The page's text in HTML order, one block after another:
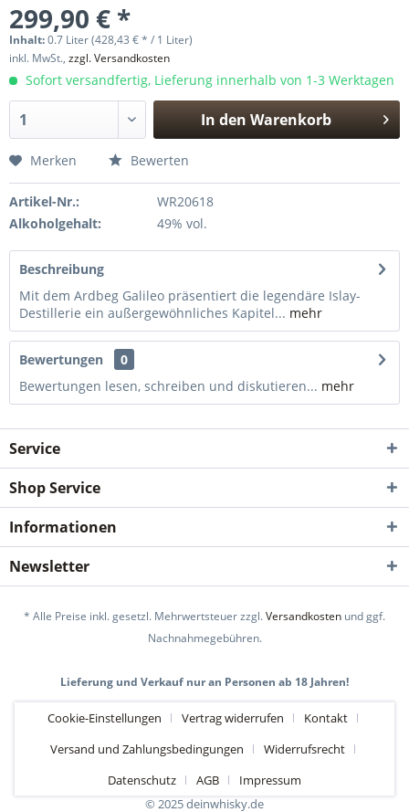
299,90 € *
Inhalt:0.7 Liter (428,43 € * / 1 Liter)
inkl. MwSt., zzgl. Versandkosten
Sofort versandfertig, Lieferung innerhalb von 1-3 Werktagen
In den Warenkorb
Merken Bewerten
Artikel-Nr.:
WR20618
Alkoholgehalt:
49% vol.
Beschreibung
Mit dem Ardbeg Galileo präsentiert die legendäre Islay-
Destillerie ein außergewöhnliches Kapitel... mehr
Bewertungen
0
Bewertungen lesen, schreiben und diskutieren... mehr
Service
Shop Service
Informationen
Newsletter
* Alle Preise inkl. gesetzl. Mehrwertsteuer zzgl.Versandkosten und ggf.
Nachnahmegebühren.
Lieferung und Verkauf nur an Personen ab 18 Jahren!
Cookie-Einstellungen Vertrag widerrufen
Kontakt
Versand und Zahlungsbedingungen
Widerrufsrecht
Datenschutz
AGB
Impressum
© 2025 deinwhisky.de